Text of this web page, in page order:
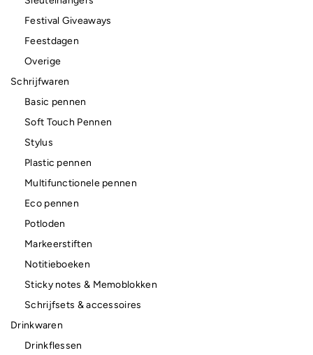
Festival Giveaways
Feestdagen
Overige
Schrijfwaren
Basic pennen
Soft Touch Pennen
Stylus
Plastic pennen
Multifunctionele pennen
Eco pennen
Potloden
Markeerstiften
Notitieboeken
Sticky notes & Memoblokken
Schrijfsets & accessoires
Drinkwaren
Drinkflessen